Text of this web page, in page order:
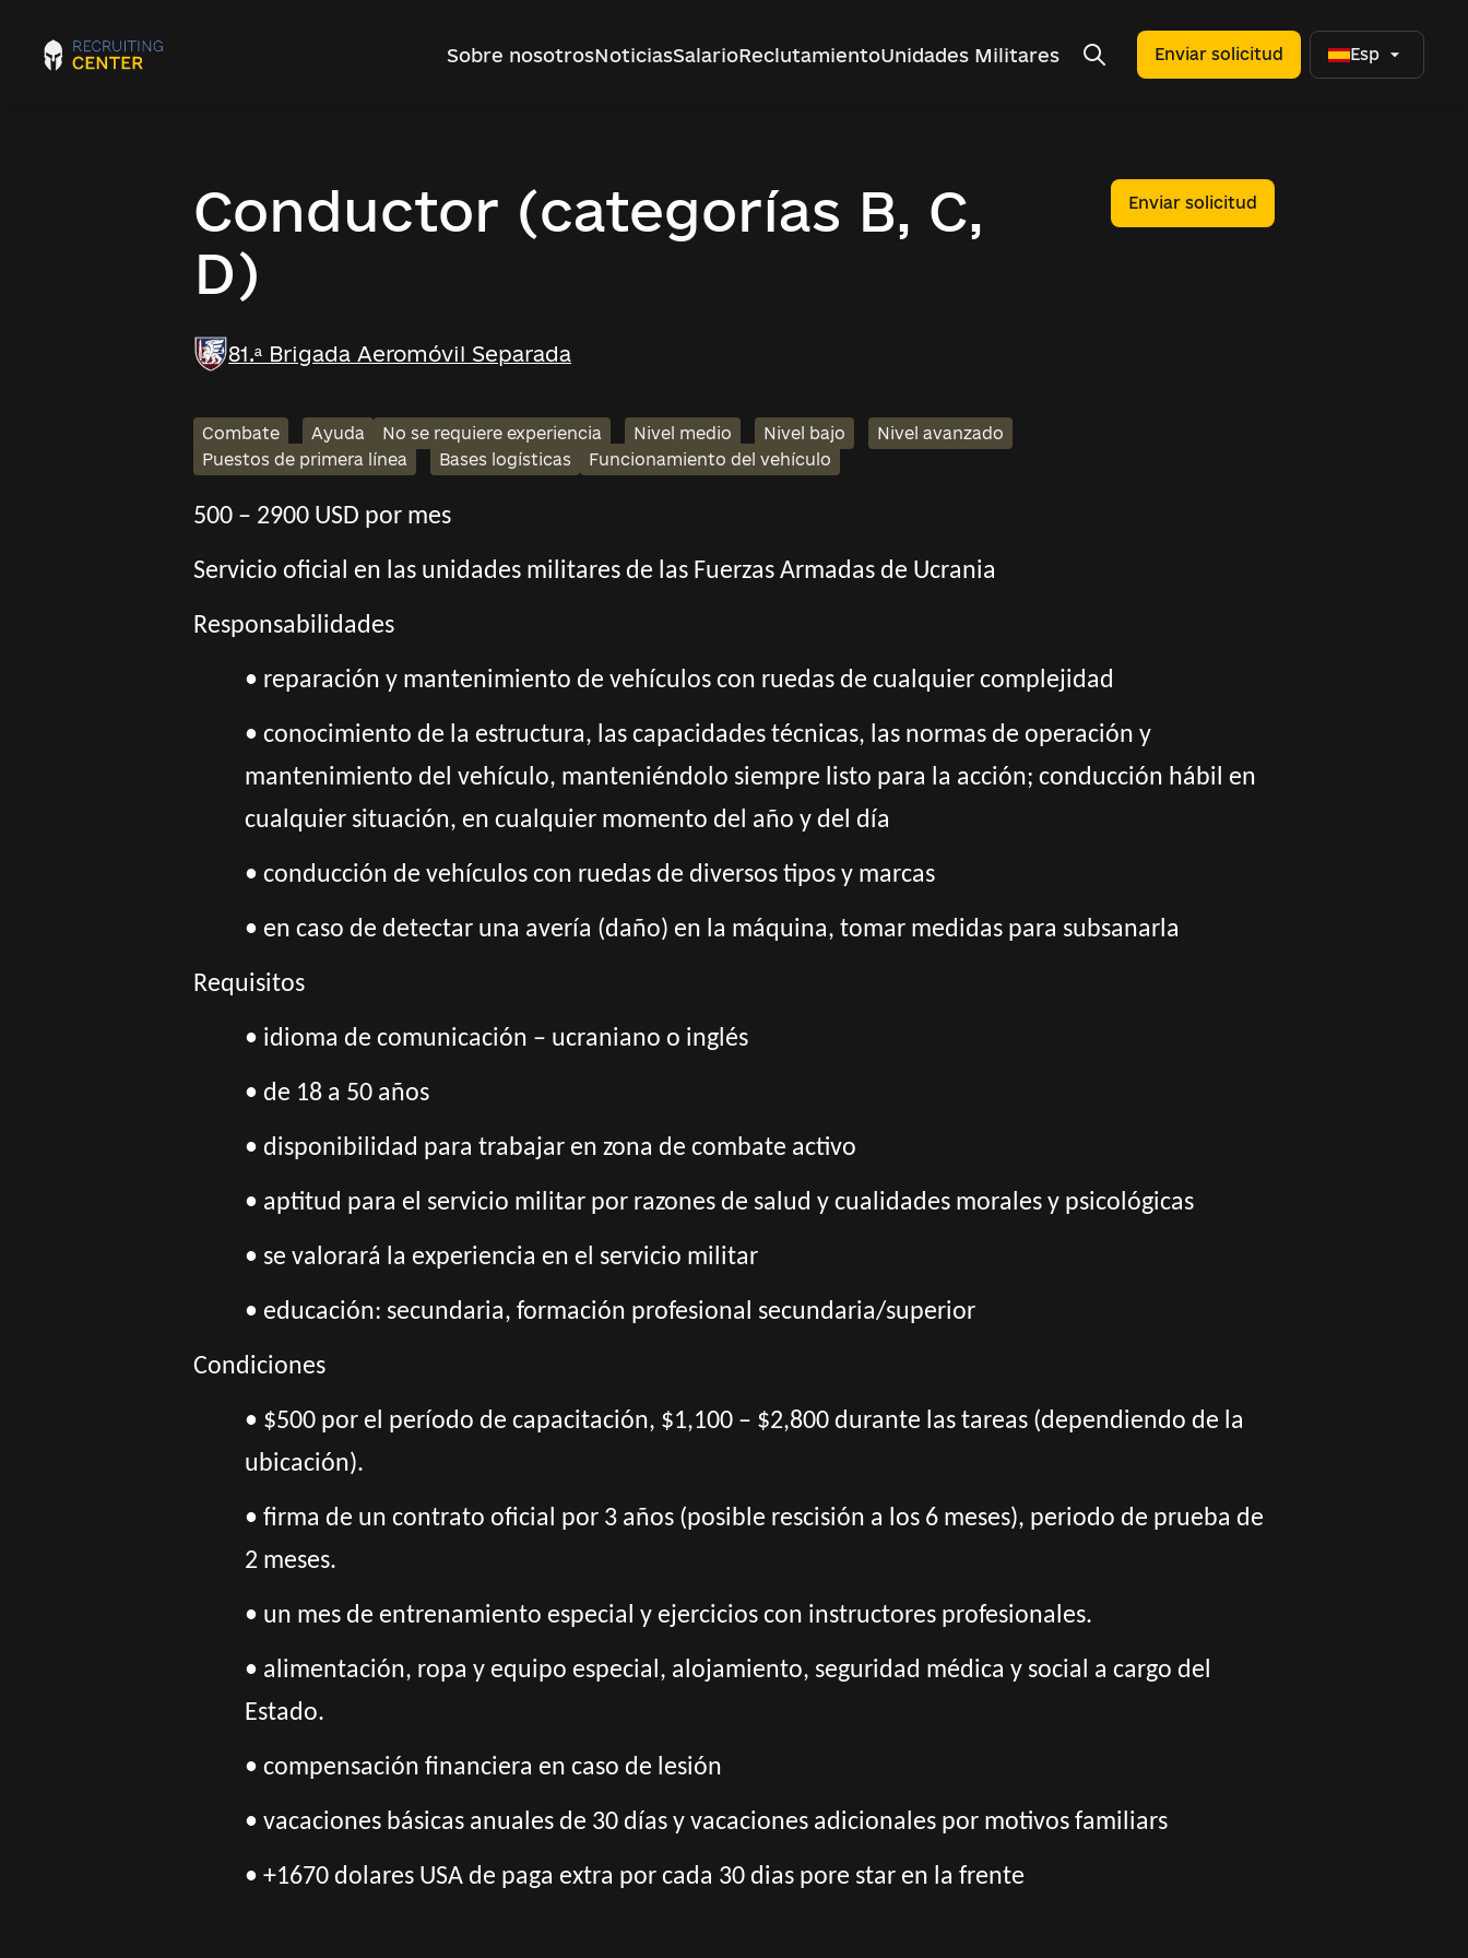
Sobre nosotrosNoticiasSalarioReclutamientoUnidades Militares Enviar solicitud Esp
Conductor (categorías B, C,
D)
Enviar solicitud
81.ª Brigada Aeromóvil Separada
Combate Ayuda No se requiere experiencia Nivel medio Nivel bajo
Nivel avanzado
Puestos de primera línea
Bases logísticas Funcionamiento del vehículo
500 – 2900 USD por mes
Servicio oficial en las unidades militares de las Fuerzas Armadas de Ucrania
Responsabilidades
• reparación y mantenimiento de vehículos con ruedas de cualquier complejidad
• conocimiento de la estructura, las capacidades técnicas, las normas de operación y
mantenimiento del vehículo, manteniéndolo siempre listo para la acción; conducción hábil en
cualquier situación, en cualquier momento del año y del día
• conducción de vehículos con ruedas de diversos tipos y marcas
• en caso de detectar una avería (daño) en la máquina, tomar medidas para subsanarla
Requisitos
• idioma de comunicación – ucraniano o inglés
• de 18 a 50 años
• disponibilidad para trabajar en zona de combate activo
• aptitud para el servicio militar por razones de salud y cualidades morales y psicológicas
• se valorará la experiencia en el servicio militar
• educación: secundaria, formación profesional secundaria/superior
Condiciones
• $500 por el período de capacitación, $1,100 – $2,800 durante las tareas (dependiendo de la
ubicación).
• firma de un contrato oficial por 3 años (posible rescisión a los 6 meses), periodo de prueba de
2 meses.
• un mes de entrenamiento especial y ejercicios con instructores profesionales.
• alimentación, ropa y equipo especial, alojamiento, seguridad médica y social a cargo del
Estado.
• compensación financiera en caso de lesión
• vacaciones básicas anuales de 30 días y vacaciones adicionales por motivos familiars
• +1670 dolares USA de paga extra por cada 30 dias pore star en la frente